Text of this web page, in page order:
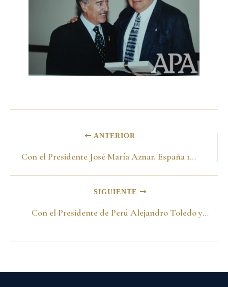
ANTERIOR
Con el Presidente José María Aznar. España 15 de octubre del 2001
SIGUIENTE
Con el Presidente de Perú Alejandro Toledo y Carlos Alberto Montaner. Costa Rica 12 de abril del 2002